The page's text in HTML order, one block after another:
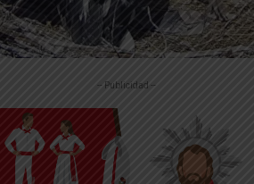
-- Publicidad --